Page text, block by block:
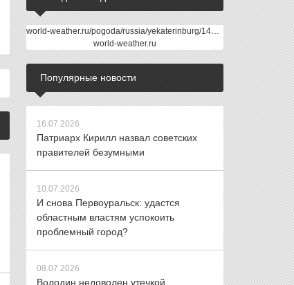
world-weather.ru/pogoda/russia/yekaterinburg/14days/
world-weather.ru
Популярные новости
16.07.2026
Патриарх Кирилл назвал советских
правителей безумными
10.07.2026
И снова Первоуральск: удастся
областным властям успокоить
проблемный город?
08.07.2026
Володин недоволен утечкой